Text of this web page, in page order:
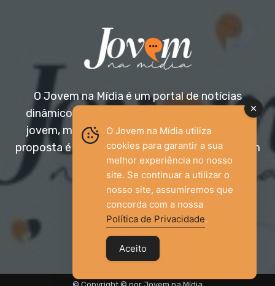
O Jovem na Mídia é um portal de notícias
dinâmico e acessível, voltado para o público
jovem, mas aberto a todas as idades. Nossa
proposta é trazer informação relevante com um
olhar diferenciado.
Entre em contato:
jovemnamidia2017@gmail.com
O Jovem na Mídia utiliza
cookies para garantir a sua
melhor experiência no nosso
site. Se continuar a utilizar o
nosso site, assumiremos que
concorda com a nossa
Política de Privacidade.
Aceito